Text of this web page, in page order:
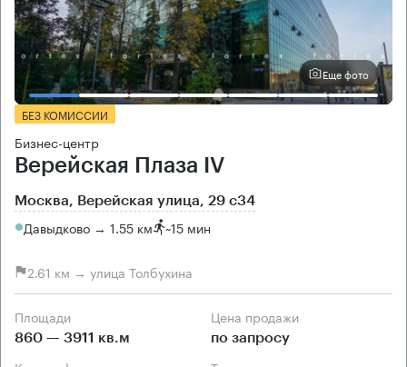
Еще фото
БЕЗ КОМИССИИ
Бизнес-центр
Верейская Плаза IV
Москва, Верейская улица, 29 с34
Давыдково → 1.55 км ~15 мин
2.61 км → улица Толбухина
Площади
860 — 3911 кв.м
Цена продажи
по запросу